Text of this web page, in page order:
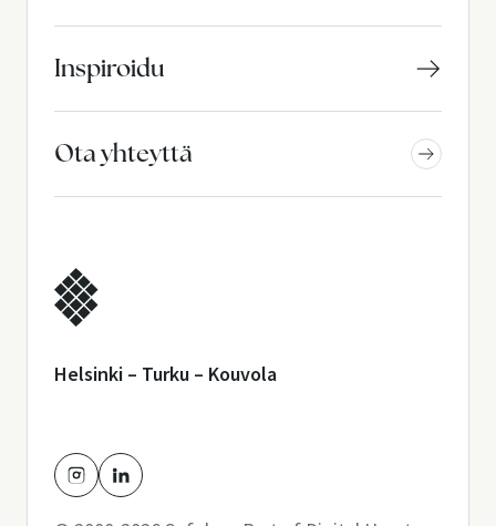
Inspiroidu
Ota yhteyttä
Helsinki – Turku – Kouvola